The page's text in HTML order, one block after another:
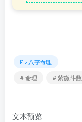
八字命理
# 命理
# 紫微斗数
文本预览